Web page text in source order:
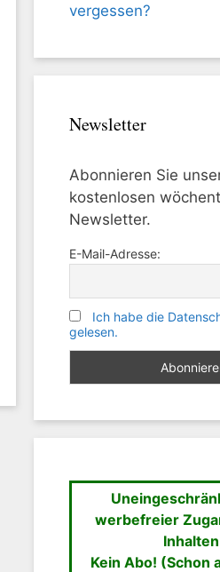
vergessen?
Newsletter
Abonnieren Sie
kostenlosen
Newsletter.
E-Mail-Adresse:
Ich habe die
gelesen.
werbefreier
Kein Abo! (Schon